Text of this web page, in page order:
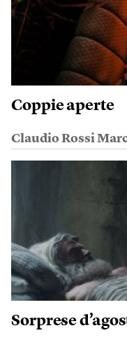
Coppie aperte
Claudio Rossi
Sorprese